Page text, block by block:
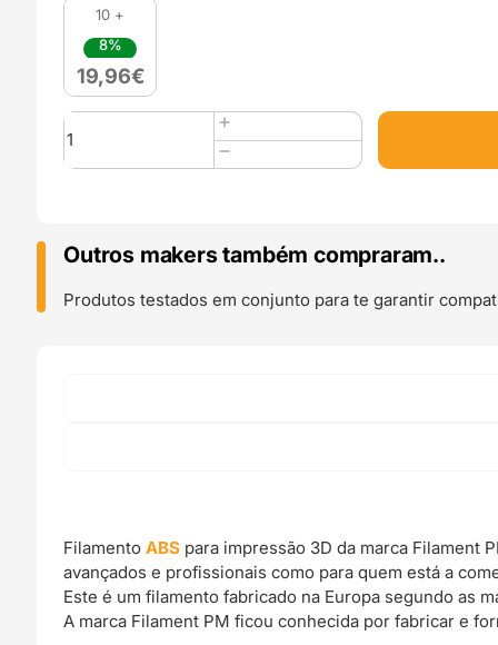
10 +
8%
19,96€
Quantidade
de
ABS
1kg
GREEN
-
Outros makers também compraram..
Produtos testados em conjunto para te garantir
FilamentoABS para impressão 3D da marca Filament
avançados e profissionais como para quem está a
Este é um filamento fabricado na Europa segundo as
A marca Filament PM ficou conhecida por fabricar e